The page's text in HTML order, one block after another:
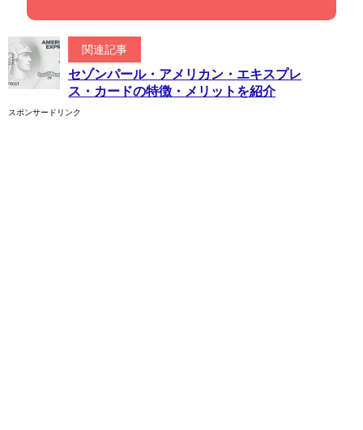
関連記事
セゾンパール・アメリカン・エキスプレ
ス・カードの特徴・メリットを紹介
スポンサードリンク